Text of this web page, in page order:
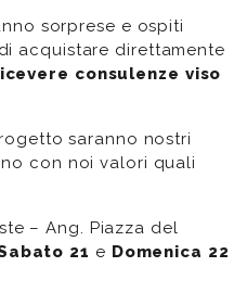
sorprese e ospiti
acquistare direttamente
consulenze viso
saranno nostri
con noi valori quali
– Ang. Piazza del
21 e Domenica 22